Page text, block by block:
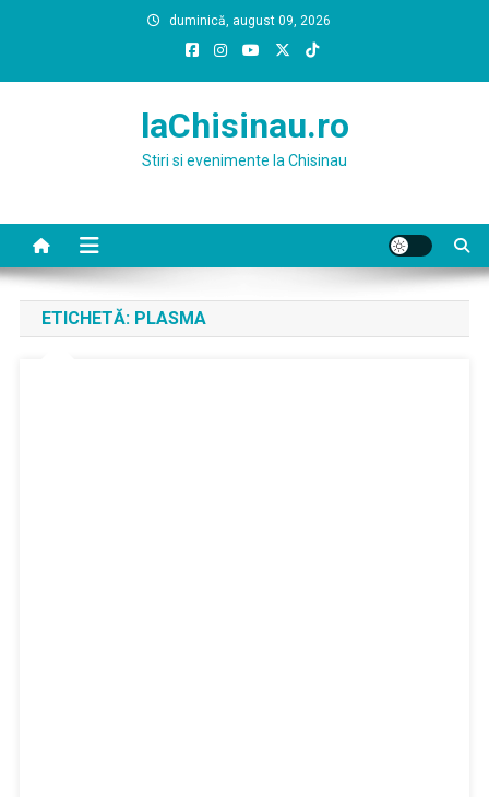
duminică, august 09, 2026
laChisinau.ro
Stiri si evenimente la Chisinau
ETICHETĂ: PLASMA